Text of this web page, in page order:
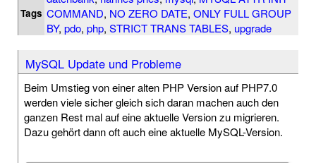
Tags COMMAND, NO ZERO DATE, ONLY FULL GROUP
BY, pdo, php, STRICT TRANS TABLES, upgrade
MySQL Update und Probleme
Beim Umstieg von einer alten PHP Version auf PHP7.0
werden viele sicher gleich sich daran machen auch den
ganzen Rest mal auf eine aktuelle Version zu migrieren.
Dazu gehört dann oft auch eine aktuelle MySQL-Version.